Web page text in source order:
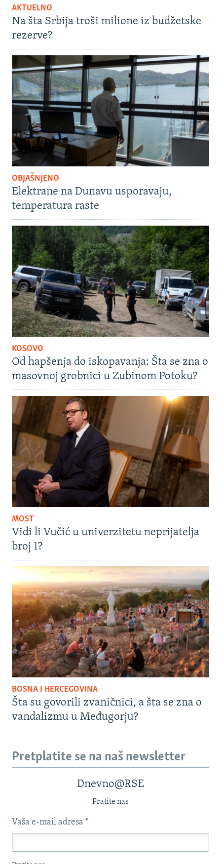
AKTUELNO
Na šta Srbija troši milione iz budžetske
rezerve?
OBJAŠNJENO
Elektrane na Dunavu usporavaju,
temperatura raste
KOSOVO
Od hapšenja do iskopavanja: Šta se zna o
masovnoj grobnici u Zubinom Potoku?
MOST
Vidi li Vučić u univerzitetu neprijatelja
broj 1?
BOSNA I HERCEGOVINA
Šta su govorili zvaničnici, a šta se zna o
vandalizmu u Međugorju?
Pretplatite se na naš newsletter
Dnevno@RSE
Pratite nas
Vaša e-mail adresa *